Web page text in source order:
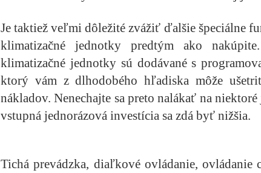
Je taktiež veľmi dôležité zvážiť ďalšie špeciálne
klimatizačné jednotky predtým ako
klimatizačné jednotky sú dodávané s
ktorý vám z dlhodobého hľadiska môže
nákladov. Nenechajte sa preto nalákať na
vstupná jednorázová investícia sa zdá byť nižšia.
Tichá prevádzka, diaľkové ovládanie, ovládanie